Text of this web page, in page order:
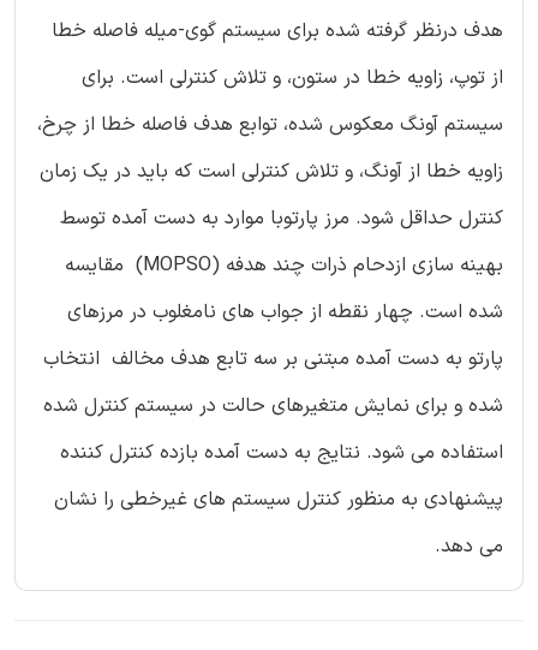
هدف درنظر گرفته شده برای سیستم گوی-میله فاصله خطا
از توپ، زاویه خطا در ستون، و تلاش کنترلی است. برای
سیستم آونگ معکوس شده، توابع هدف فاصله خطا از چرخ،
زاویه خطا از آونگ، و تلاش کنترلی است که باید در یک زمان
کنترل حداقل شود. مرز پارتوبا موارد به دست آمده توسط
بهینه سازی ازدحام ذرات چند هدفه (MOPSO) مقایسه
شده است. چهار نقطه از جواب های نامغلوب در مرزهای
پارتو به دست آمده مبتنی بر سه تابع هدف مخالف انتخاب
شده و برای نمایش متغیرهای حالت در سیستم کنترل شده
استفاده می شود. نتایج به دست آمده بازده کنترل کننده
پیشنهادی به منظور کنترل سیستم های غیرخطی را نشان
می دهد.